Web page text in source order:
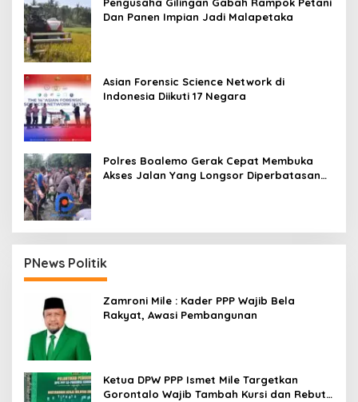
Pengusaha Gilingan Gabah Rampok Petani
Dan Panen Impian Jadi Malapetaka
Asian Forensic Science Network di
Indonesia Diikuti 17 Negara
Polres Boalemo Gerak Cepat Membuka
Akses Jalan Yang Longsor Diperbatasan
PNews Politik
Zamroni Mile : Kader PPP Wajib Bela
Rakyat, Awasi Pembangunan
Ketua DPW PPP Ismet Mile Targetkan
Gorontalo Wajib Tambah Kursi dan Rebut